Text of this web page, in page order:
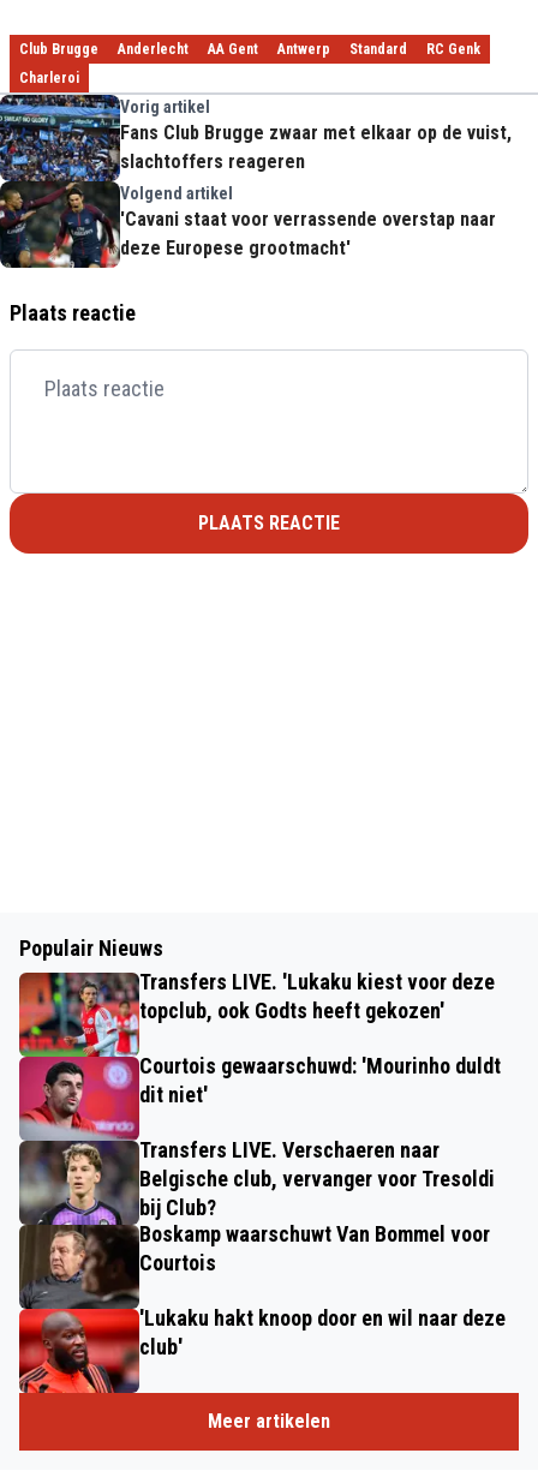
Club Brugge Anderlecht AA Gent Antwerp Standard
RC Genk
Charleroi
Vorig artikel
Fans Club Brugge zwaar met elkaar op de vuist,
slachtoffers reageren
Volgend artikel
'Cavani staat voor verrassende overstap naar
deze Europese grootmacht'
Plaats reactie
PLAATS REACTIE
Populair Nieuws
Transfers LIVE. 'Lukaku kiest voor deze
topclub, ook Godts heeft gekozen'
Courtois gewaarschuwd: 'Mourinho duldt
dit niet'
Transfers LIVE. Verschaeren naar
Belgische club, vervanger voor Tresoldi
bij Club?
Boskamp waarschuwt Van Bommel voor
Courtois
'Lukaku hakt knoop door en wil naar deze
club'
Meer artikelen